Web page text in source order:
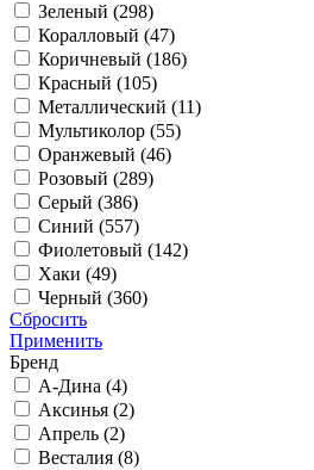
Зеленый (298)
Коралловый (47)
Коричневый (186)
Красный (105)
Металлический (11)
Мультиколор (55)
Оранжевый (46)
Розовый (289)
Серый (386)
Синий (557)
Фиолетовый (142)
Хаки (49)
Черный (360)
Сбросить
Применить
Бренд
А-Дина (4)
Аксинья (2)
Апрель (2)
Весталия (8)